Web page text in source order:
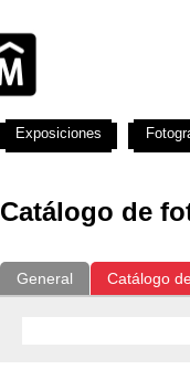
Catálogo de
General Catálogo
Exposiciones